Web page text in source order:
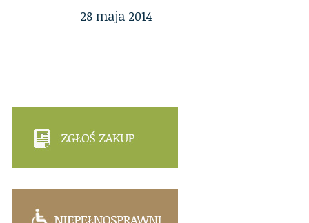
28 maja 2014